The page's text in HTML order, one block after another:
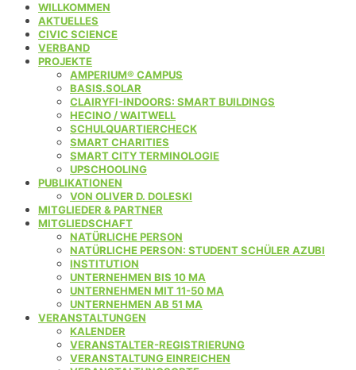
WILLKOMMEN
AKTUELLES
CIVIC SCIENCE
VERBAND
PROJEKTE
AMPERIUM® CAMPUS
BASIS.SOLAR
CLAIRYFI-INDOORS: SMART BUILDINGS
HECINO / WAITWELL
SCHULQUARTIERCHECK
SMART CHARITIES
SMART CITY TERMINOLOGIE
UPSCHOOLING
PUBLIKATIONEN
VON OLIVER D. DOLESKI
MITGLIEDER & PARTNER
MITGLIEDSCHAFT
NATÜRLICHE PERSON
NATÜRLICHE PERSON: STUDENT SCHÜLER AZUBI
INSTITUTION
UNTERNEHMEN BIS 10 MA
UNTERNEHMEN MIT 11-50 MA
UNTERNEHMEN AB 51 MA
VERANSTALTUNGEN
KALENDER
VERANSTALTER-REGISTRIERUNG
VERANSTALTUNG EINREICHEN